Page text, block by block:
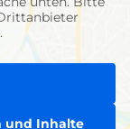
und Inhalte